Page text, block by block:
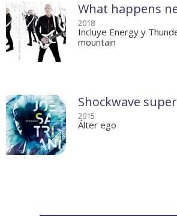
What happens
2018
Incluye Energy y
mountain
Shockwave
2015
Álter ego